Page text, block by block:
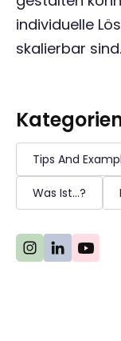
individuelle
skalierbar sind.
Tips And
Was Ist...?